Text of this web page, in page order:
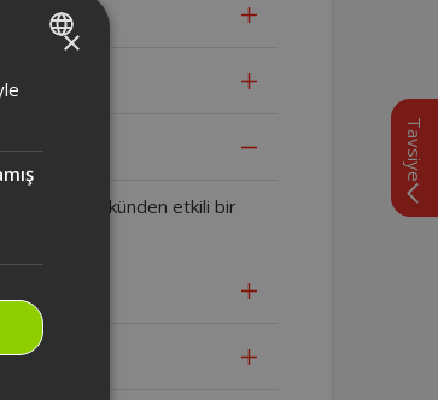
tüyleri bile kökünden etkili bir
Tavsiye
×